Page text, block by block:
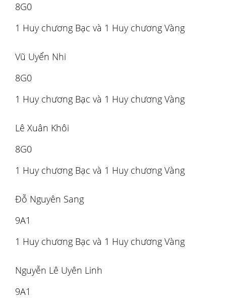
8G0
1 Huy chương Bạc và 1 Huy chương Vàng
Vũ Uyển Nhi
8G0
1 Huy chương Bạc và 1 Huy chương Vàng
Lê Xuân Khôi
8G0
1 Huy chương Bạc và 1 Huy chương Vàng
Đỗ Nguyên Sang
9A1
1 Huy chương Bạc và 1 Huy chương Vàng
Nguyễn Lê Uyên Linh
9A1